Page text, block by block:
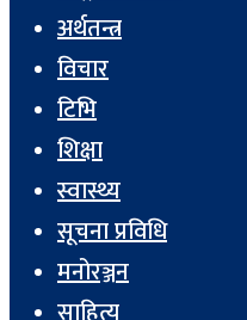
अर्थतन्त्र
विचार
टिभि
शिक्षा
स्वास्थ्य
सूचना प्रविधि
मनोरञ्जन